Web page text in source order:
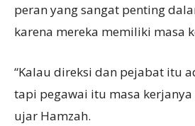
peran yang sangat penting
karena mereka memiliki masa
“Kalau direksi dan pejabat itu
tapi pegawai itu masa kerjanya
ujar Hamzah.